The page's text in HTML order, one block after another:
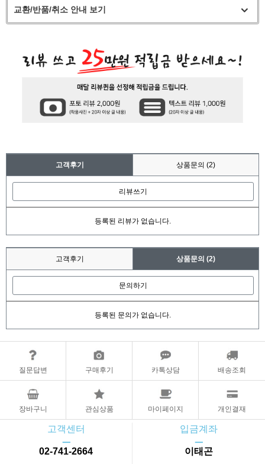
교환/반품/취소 안내 보기
고객후기 상품문의 (2)
리뷰쓰기
등록된 리뷰가 없습니다.
고객후기 상품문의 (2)
문의하기
등록된 문의가 없습니다.
질문답변 구매후기 카톡상담 배송조회
장바구니 관심상품 마이페이지 개인결재
고객센터
ㅡ
02-741-2664
입금계좌
ㅡ
이태곤